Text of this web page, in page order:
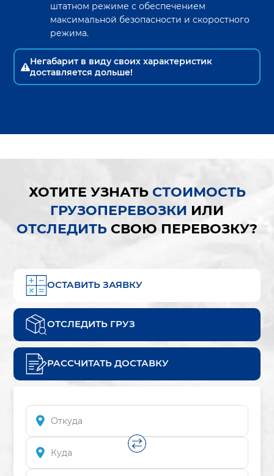
штатном режиме с обеспечением
максимальной безопасности и скоростного
режима.
Негабарит в виду своих характеристик
доставляется дольше!
ХОТИТЕ УЗНАТЬ СТОИМОСТЬ
ГРУЗОПЕРЕВОЗКИ ИЛИ
ОТСЛЕДИТЬ СВОЮ ПЕРЕВОЗКУ?
ОСТАВИТЬ ЗАЯВКУ
ОТСЛЕДИТЬ ГРУЗ
РАССЧИТАТЬ ДОСТАВКУ